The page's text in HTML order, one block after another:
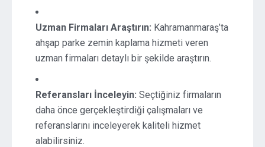
Uzman Firmaları Araştırın: Kahramanmaraş’ta
ahşap parke zemin kaplama hizmeti veren
uzman firmaları detaylı bir şekilde araştırın.
Referansları İnceleyin: Seçtiğiniz firmaların
daha önce gerçekleştirdiği çalışmaları ve
referanslarını inceleyerek kaliteli hizmet
alabilirsiniz.